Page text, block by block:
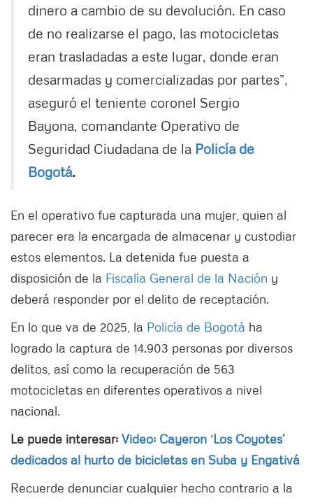
dinero a cambio de su devolución. En caso
de no realizarse el pago, las motocicletas
eran trasladadas a este lugar, donde eran
desarmadas y comercializadas por partes”,
aseguró el teniente coronel Sergio
Bayona, comandante Operativo de
Seguridad Ciudadana de la Policía de
Bogotá.
En el operativo fue capturada una mujer, quien al
parecer era la encargada de almacenar y custodiar
estos elementos. La detenida fue puesta a
disposición de la Fiscalía General de la Nación y
deberá responder por el delito de receptación.
En lo que va de 2025, la Policía de Bogotá ha
logrado la captura de 14.903 personas por diversos
delitos, así como la recuperación de 563
motocicletas en diferentes operativos a nivel
nacional.
Le puede interesar: Video: Cayeron ‘Los Coyotes’
dedicados al hurto de bicicletas en Suba y Engativá
Recuerde denunciar cualquier hecho contrario a la